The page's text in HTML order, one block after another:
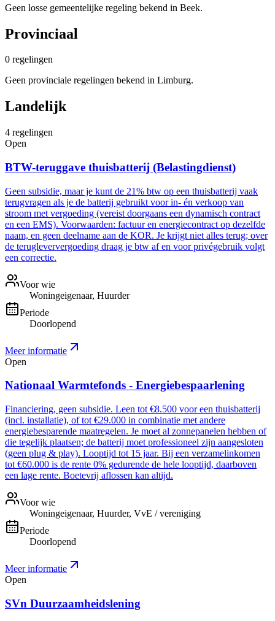
Geen losse gemeentelijke regeling bekend in Beek.
Provinciaal
0 regelingen
Geen provinciale regelingen bekend in Limburg.
Landelijk
4 regelingen
Open
BTW-teruggave thuisbatterij (Belastingdienst)
Geen subsidie, maar je kunt de 21% btw op een thuisbatterij vaak
terugvragen als je de batterij gebruikt voor in- én verkoop van
stroom met vergoeding (vereist doorgaans een dynamisch contract
en een EMS). Voorwaarden: factuur en energiecontract op dezelfde
naam, en geen deelname aan de KOR. Je krijgt niet alles terug; over
de terugleververgoeding draag je btw af en voor privégebruik volgt
een correctie.
Voor wie
Woningeigenaar, Huurder
Periode
Doorlopend
Meer informatie
Open
Nationaal Warmtefonds - Energiebespaarlening
Financiering, geen subsidie. Leen tot €8.500 voor een thuisbatterij
(incl. installatie), of tot €29.000 in combinatie met andere
energiebesparende maatregelen. Je moet al zonnepanelen hebben of
die tegelijk plaatsen; de batterij moet professioneel zijn aangesloten
(geen plug & play). Looptijd tot 15 jaar. Bij een verzamelinkomen
tot €60.000 is de rente 0% gedurende de hele looptijd, daarboven
een lage rente. Boetevrij aflossen kan altijd.
Voor wie
Woningeigenaar, Huurder, VvE / vereniging
Periode
Doorlopend
Meer informatie
Open
SVn Duurzaamheidslening